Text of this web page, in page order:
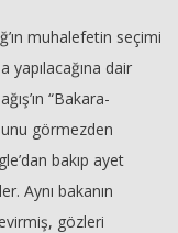
muhalefetin seçimi
yapılacağına dair
“Bakara-
görmezden
bakıp ayet
Aynı bakanın
gözleri